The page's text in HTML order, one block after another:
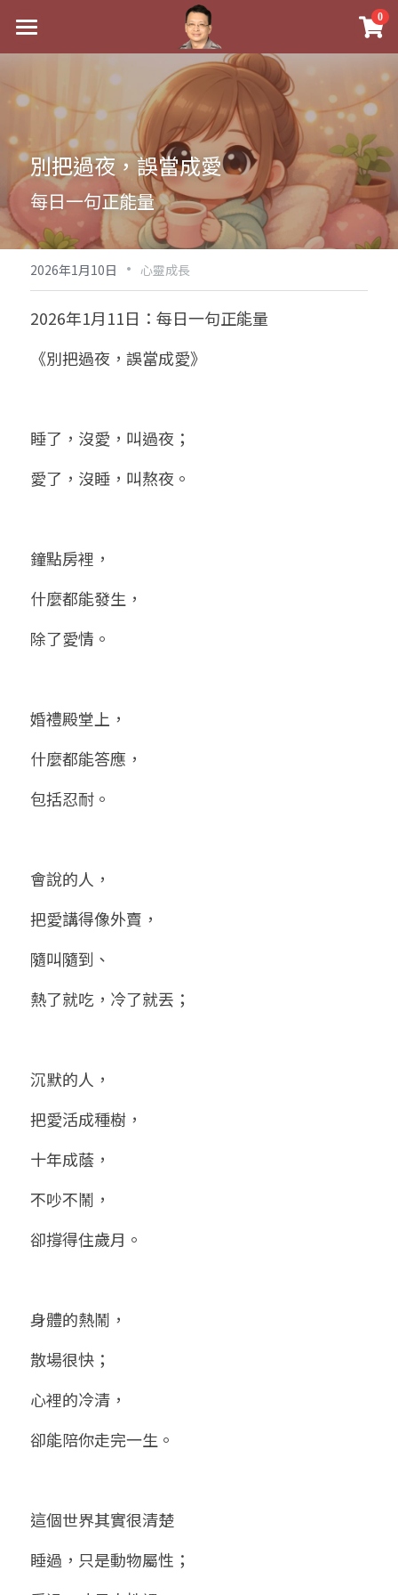
0
最新消息
關於我
實體經營
祖傳命理
手工印鑑
課程介紹
五行八字學
後天派陽宅
Blog
黃金會員專區
八字雜記
心靈成長
站長精選
臉書生活
試閱專區
Podcast聽書
團隊訓練營
陽宅視頻
線上直播
線上學苑
八字初階班1
八字進階班
八字中階班
五人實戰班
五行計算初階班
五行計算高階班
命理商城
《十神高階實戰錄》完整典藏版
科學八字推理PDF
小兒命名
科學八字推理1
科學八字推理2
科學八字輕鬆學
輕鬆學會科學八字推理
與我預約
批命預約
常見問題
FB粉絲頁
登錄/註冊
繁體中文
繁體中文
0938617837
support@p8zicourse.com
別把過夜，誤當成愛
每日一句正能量
2026年1月10日 · 心靈成長
2026年1月11日：每日一句正能量
《別把過夜，誤當成愛》
睡了，沒愛，叫過夜；
愛了，沒睡，叫熬夜。
鐘點房裡，
什麼都能發生，
除了愛情。
婚禮殿堂上，
什麼都能答應，
包括忍耐。
會說的人，
把愛講得像外賣，
隨叫隨到、
熱了就吃，冷了就丟；
沉默的人，
把愛活成種樹，
十年成蔭，
不吵不鬧，
卻撐得住歲月。
身體的熱鬧，
散場很快；
心裡的冷清，
卻能陪你走完一生。
這個世界其實很清楚
睡過，只是動物屬性；
×
商品分類
科學八字推理PDF
《十神高階實戰錄》完整典藏版
1美元超值PDF